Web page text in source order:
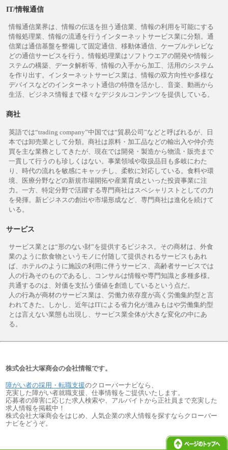
IT/情報通信
情報通信業界は、情報の伝送を担う通信業、情報の利用を可能にする
情報処理業、情報の流通を行うインターネットサービス業に分類。通
信業は通信基盤を整備して固定通信、移動体通信、ケーブルテレビな
どの通信サービスを行う。情報処理業はソフトウエアの開発や情報シ
ステムの構築、データ解析等、情報の入手から加工、活用のシステム
を作り出す。インターネットサービス業は、情報の双方向性や多様な
デバイスなどのインターネット通信の特徴を活かし、音楽、動画から
生活、ビジネス情報まで様々なデジタルコンテンツを提供している。
商社
英語では“trading company”中国では“貿易公司”などと呼ばれるが、日
本では卸売業として分類。商社は原料・加工品などの輸出入や仲介売
買を主な業務としてきたが、現在では開発・製造から物流・販売まで
一貫して行うのも珍しくはない。事業領域や取扱品目も多岐にわた
り、時代の流れを敏感にキャッチし、柔軟に対応している。食料や環
境、医療分野などの新規市場開拓や産業育成といった投資事業に注
力。一方、特定分野で活躍する専門商社はスペシャリストとしての力
を発揮。新ビジネスの創出や市場形成など、専門商社は進化を続けて
いる。
サービス
サービス業とは“形のない財”を提供するビジネス。その商材は、外食
業のように飲食物というモノに付随して提供されるサービスもあれ
ば、ホテルのように施設の利用に伴うサービス、高齢者サービスでは
人の行為そのものであるし、コンサルは情報や専門知識と多種多様。
共通するのは、対価を支払う価値を創造しているという点だ。
人の行為が商材のサービス業は、労働力依存度が高く労働集約型と言
われてきた。しかし、近年はITによる省力化が進みもはや労働集約型
とは言えない業態も出現し、サービス業全体が大きな変化の中にあ
る。
株式会社大塚商会の会社情報です。
障がい者の採用・転職支援のクローバーナビなら、
充実した障がい者就職支援、仕事情報をご提供いたします。
応募者の障害に応じた求人検索や、アルバイトから正社員まで充実した
求人情報を掲載中！
株式会社大塚商会をはじめ、人気企業の求人情報を探すならクローバー
ナビをどうぞ。